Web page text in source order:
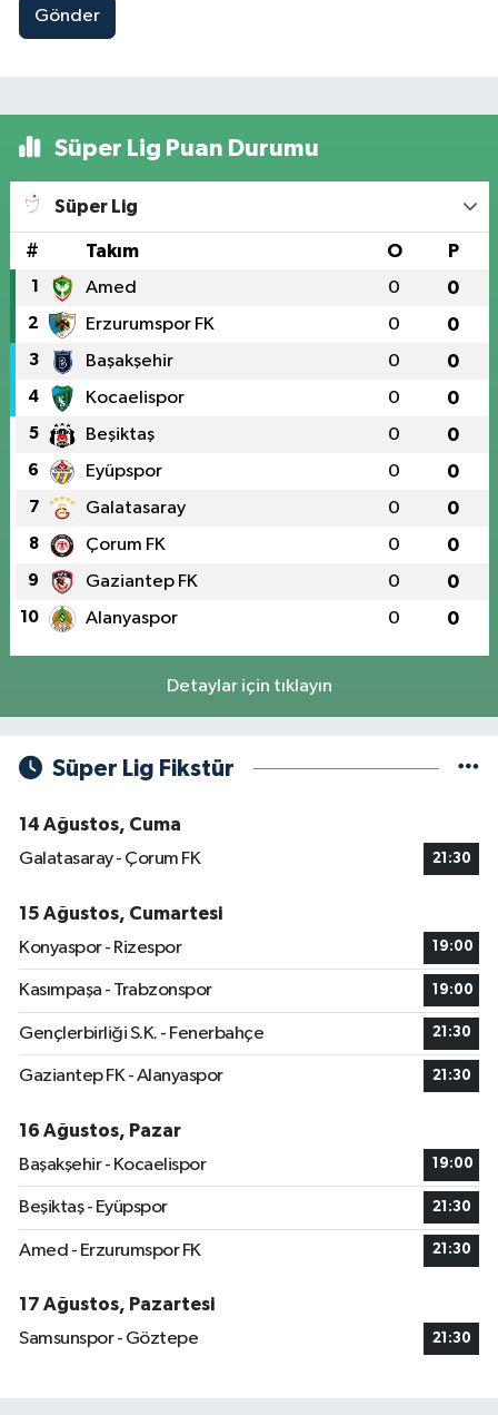
Gönder
Süper Lig Puan Durumu
Süper Lig
# Takım O P
1 Amed 0 0
2 Erzurumspor FK 0 0
3 Başakşehir 0 0
4 Kocaelispor 0 0
5 Beşiktaş 0 0
6 Eyüpspor 0 0
7 Galatasaray 0 0
8 Çorum FK 0 0
9 Gaziantep FK 0 0
10 Alanyaspor 0 0
Detaylar için tıklayın
Süper Lig Fikstür
14 Ağustos, Cuma
Galatasaray - Çorum FK
21:30
15 Ağustos, Cumartesi
Konyaspor - Rizespor
19:00
Kasımpaşa - Trabzonspor 19:00
Gençlerbirliği S.K. - Fenerbahçe 21:30
Gaziantep FK - Alanyaspor 21:30
16 Ağustos, Pazar
Başakşehir - Kocaelispor
19:00
Beşiktaş - Eyüpspor 21:30
Amed - Erzurumspor FK 21:30
17 Ağustos, Pazartesi
Samsunspor - Göztepe
21:30